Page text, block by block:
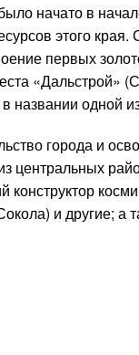
начато в
этого
первых
названии одной
города и
центральных
конструктор
и другие;